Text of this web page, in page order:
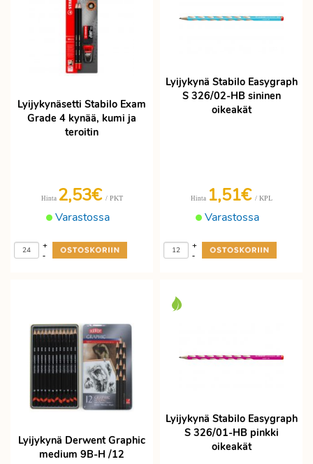
Lyijykynäsetti Stabilo Exam
Grade 4 kynää, kumi ja
teroitin
Varastossa
Hinta 2,53€ / PKT
-
+
Lyijykynä Stabilo Easygraph
S 326/02-HB sininen
oikeakät
Varastossa
Hinta 1,51€ / KPL
-
+
Lyijykynä Derwent Graphic
medium 9B-H /12
Lyijykynä Stabilo Easygraph
S 326/01-HB pinkki
oikeakät